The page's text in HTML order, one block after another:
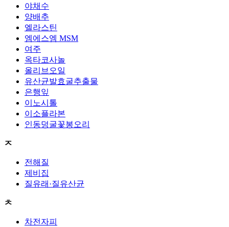
야채수
양배추
엘라스틴
엠에스엠 MSM
여주
옥타코사놀
올리브오일
유산균발효굴추출물
은행잎
이노시톨
이소플라본
인동덩굴꽃봉오리
ㅈ
전해질
제비집
질유래·질유산균
ㅊ
차전자피